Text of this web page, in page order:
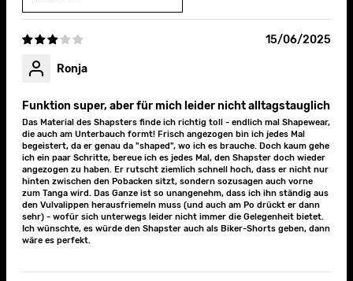
15/06/2025
Ronja
Funktion super, aber für mich leider nicht alltagstauglich
Das Material des Shapsters finde ich richtig toll - endlich mal Shapewear,
die auch am Unterbauch formt! Frisch angezogen bin ich jedes Mal
begeistert, da er genau da "shaped", wo ich es brauche. Doch kaum gehe
ich ein paar Schritte, bereue ich es jedes Mal, den Shapster doch wieder
angezogen zu haben. Er rutscht ziemlich schnell hoch, dass er nicht nur
hinten zwischen den Pobacken sitzt, sondern sozusagen auch vorne
zum Tanga wird. Das Ganze ist so unangenehm, dass ich ihn ständig aus
den Vulvalippen herausfriemeln muss (und auch am Po drückt er dann
sehr) - wofür sich unterwegs leider nicht immer die Gelegenheit bietet.
Ich wünschte, es würde den Shapster auch als Biker-Shorts geben, dann
wäre es perfekt.